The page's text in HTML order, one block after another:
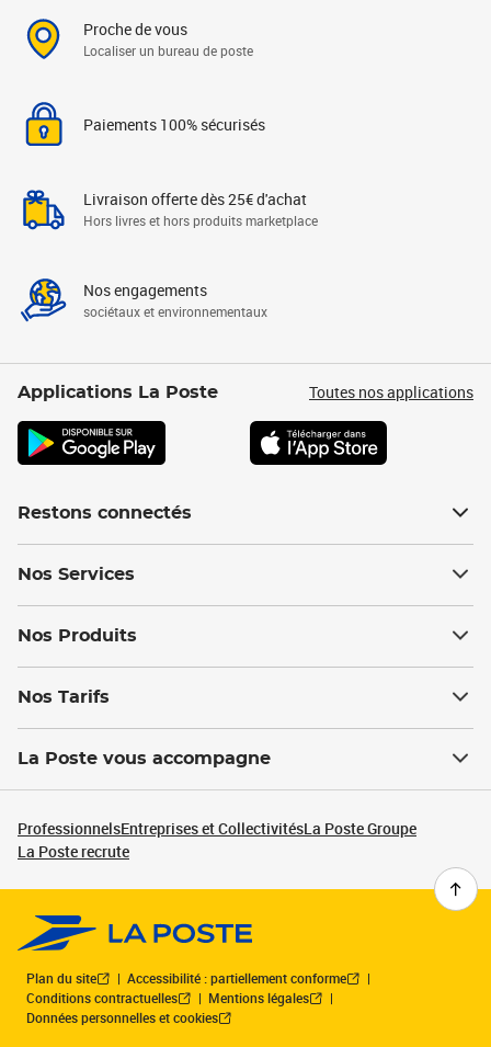
Proche de vous
Localiser un bureau de poste
Paiements 100% sécurisés
Livraison offerte dès 25€ d'achat
Hors livres et hors produits marketplace
Nos engagements
sociétaux et environnementaux
Applications La Poste Toutes nos applications
Restons connectés
Nos Services
Nos Produits
Nos Tarifs
La Poste vous accompagne
ProfessionnelsEntreprises et CollectivitésLa Poste Groupe
La Poste recrute
Plan du site
Accessibilité : partiellement conforme
Conditions contractuelles
Mentions légales
Données personnelles et cookies